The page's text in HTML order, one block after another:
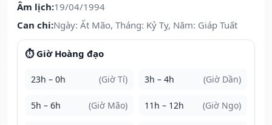
Âm lịch:19/04/1994
Can chi:Ngày: Ất Mão, Tháng: Kỷ Tỵ, Năm: Giáp Tuất
⏱️ Giờ Hoàng đạo
23h – 0h (Giờ Tí) 3h – 4h (Giờ Dần)
5h – 6h (Giờ Mão) 11h – 12h (Giờ Ngọ)